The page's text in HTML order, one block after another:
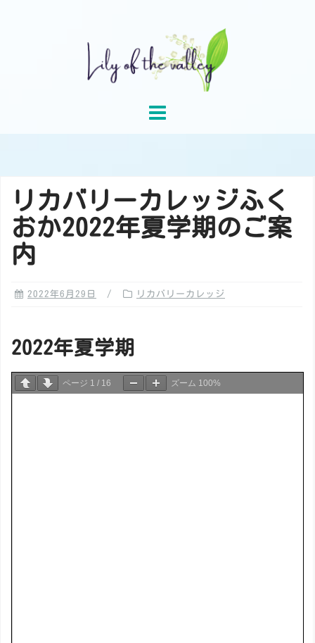
リカバリーカレッジふく
おか2022年夏学期のご案
内
2022年6月29日 リカバリーカレッジ
2022年夏学期
ページ 1 / 16 ズーム 100%